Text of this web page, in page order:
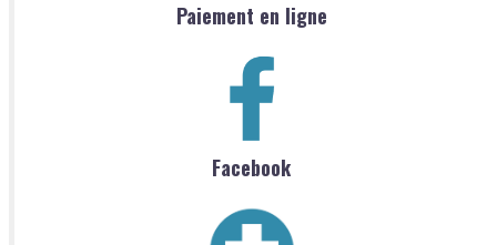
Paiement en ligne
Facebook